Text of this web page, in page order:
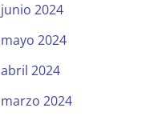
junio 2024
mayo 2024
abril 2024
marzo 2024